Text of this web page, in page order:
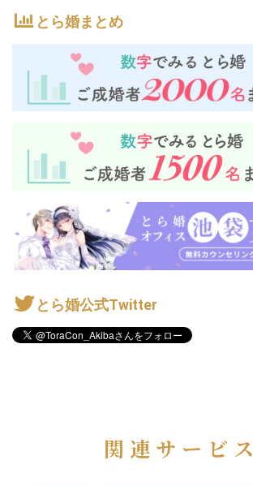
とら婚まとめ
とら婚公式Twitter
関連サービス